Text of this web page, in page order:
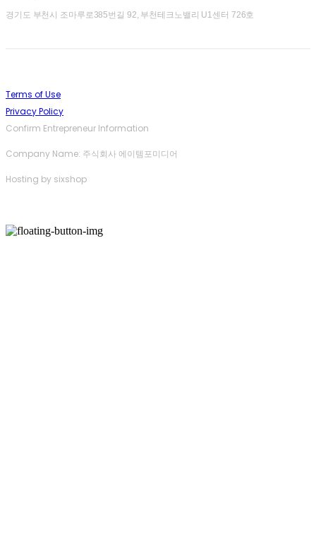
경기도 부천시 조마루로385번길 92, 부천테크노밸리 U1센터 726호
Terms of Use
Privacy Policy
Confirm Entrepreneur Information
Company Name: 주식회사 에이템포미디어
Hosting by sixshop